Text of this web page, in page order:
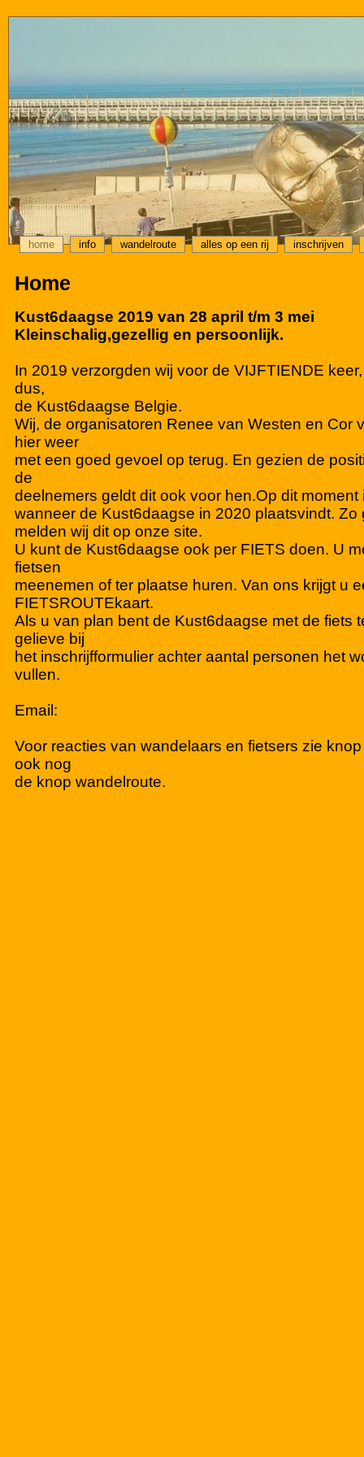
home info wandelroute alles op een rij inschrijven
Home
Kust6daagse 2019 van 28 april t/m 3 mei
Kleinschalig,gezellig en persoonlijk.
In 2019 verzorgden wij voor de VIJFTIENDE
dus,
de Kust6daagse Belgie.
Wij, de organisatoren Renee van Westen en Cor
hier weer
met een goed gevoel op terug. En gezien de
de
deelnemers geldt dit ook voor hen.Op dit
wanneer de Kust6daagse in 2020 plaatsvindt. Zo
melden wij dit op onze site.
U kunt de Kust6daagse ook per FIETS doen. U
fietsen
meenemen of ter plaatse huren. Van ons krijgt u
FIETSROUTEkaart.
Als u van plan bent de Kust6daagse met de fiets
gelieve bij
het inschrijfformulier achter aantal personen het
vullen.
Email:
Voor reacties van wandelaars en fietsers zie
ook nog
de knop wandelroute.